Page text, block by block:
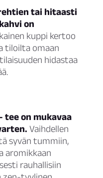
tai hitaasti
on
kuppi kertoo
tiloilta omaan
hidastaa
tee on mukavaa
Vaihdellen
syvän tummiin,
aromikkaan
rauhallisiin